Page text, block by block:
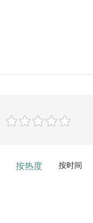
按热度 按时间